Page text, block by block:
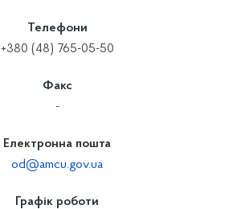
Телефони
+380 (48) 765-05-50
Факс
-
Електронна пошта
od@amcu.gov.ua
Графік роботи